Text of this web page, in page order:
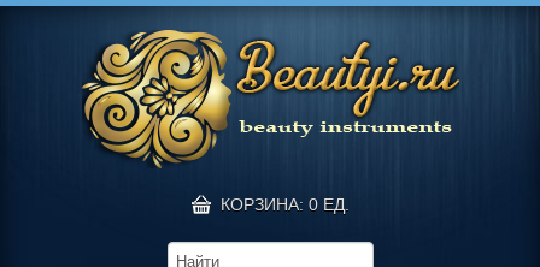
КОРЗИНА: 0 ЕД.